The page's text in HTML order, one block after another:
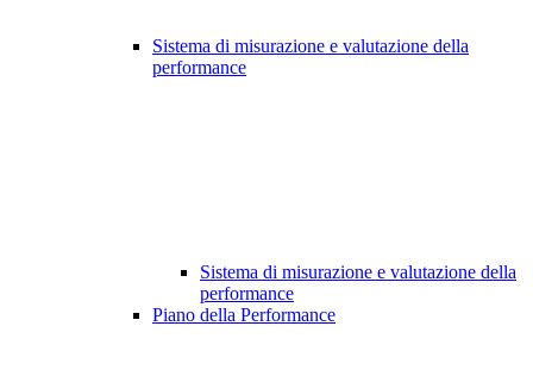
Sistema di misurazione e valutazione della
performance
Sistema di misurazione e valutazione della
performance
Piano della Performance